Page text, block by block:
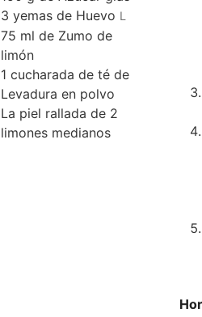
3 yemas de Huevo L
75 ml de Zumo de
limón
1 cucharada de téde
Levadura en polvo
La piel rallada de 2
limones medianos